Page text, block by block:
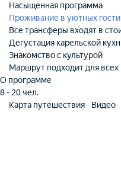
Насыщенная программа
Проживание в уютных
Все трансферы входят в
Дегустация карельской
Знакомство с культурой
Маршрут подходит для всех
О программе
8 - 20 чел.
Карта путешествия
Видео